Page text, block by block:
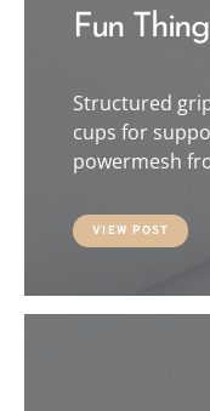
Fun
Structured
cups for
powermesh
VIEW POST